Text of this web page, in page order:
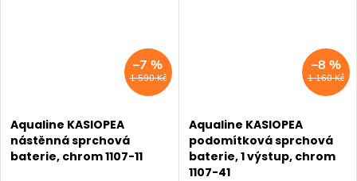
1 590 Kč
–7 %
Aqualine KASIOPEA
nástěnná sprchová
baterie, chrom 1107-11
1 160 Kč
–8 %
Aqualine KASIOPEA
podomítková sprchová
baterie, 1 výstup, chrom
1107-41